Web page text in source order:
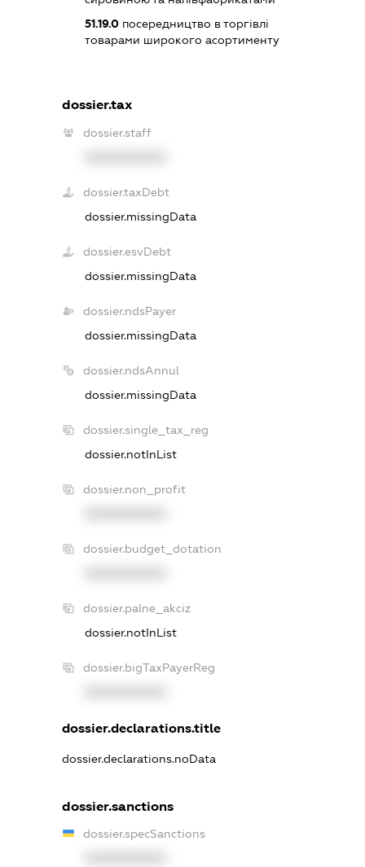
51.19.0 посередництво в торгівлі
товарами широкого асортименту
dossier.tax
dossier.staff
dossier.taxDebt
dossier.missingData
dossier.esvDebt
dossier.missingData
dossier.ndsPayer
dossier.missingData
dossier.ndsAnnul
dossier.missingData
dossier.single_tax_reg
dossier.notInList
dossier.non_profit
dossier.budget_dotation
dossier.palne_akciz
dossier.notInList
dossier.bigTaxPayerReg
dossier.declarations.title
dossier.declarations.noData
dossier.sanctions
dossier.specSanctions